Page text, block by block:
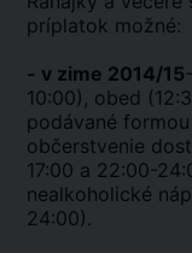
príplatok možné:
- v zime 2014/15
10:00), obed
podávané
občerstvenie
17:00 a 22:00-
nealkoholické
24:00).